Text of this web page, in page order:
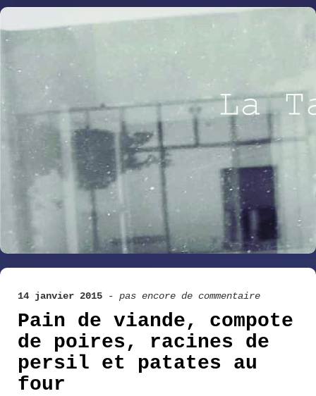
14 janvier 2015 - pas encore de commentaire
Pain de viande, compote
de poires, racines de
persil et patates au
four